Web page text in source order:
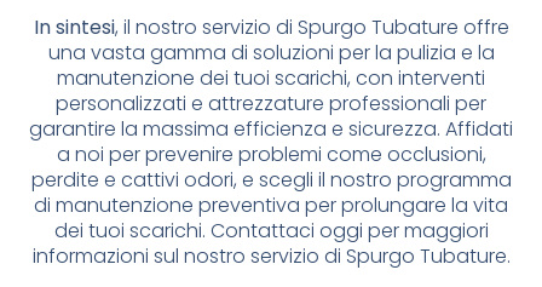
In sintesi, il nostro servizio di Spurgo Tubature offre
una vasta gamma di soluzioni per la pulizia e la
manutenzione dei tuoi scarichi, con interventi
personalizzati e attrezzature professionali per
garantire la massima efficienza e sicurezza. Affidati
a noi per prevenire problemi come occlusioni,
perdite e cattivi odori, e scegli il nostro programma
di manutenzione preventiva per prolungare la vita
dei tuoi scarichi. Contattaci oggi per maggiori
informazioni sul nostro servizio di Spurgo Tubature.